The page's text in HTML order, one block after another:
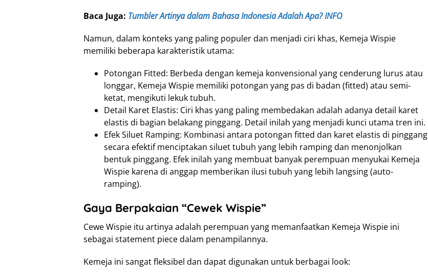
Baca Juga: Tumbler Artinya dalam Bahasa Indonesia Adalah Apa? INFO
Namun, dalam konteks yang paling populer dan menjadi ciri khas, Kemeja Wispie
memiliki beberapa karakteristik utama:
Potongan Fitted: Berbeda dengan kemeja konvensional yang cenderung lurus atau
longgar, Kemeja Wispie memiliki potongan yang pas di badan (fitted) atau semi-
ketat, mengikuti lekuk tubuh.
Detail Karet Elastis: Ciri khas yang paling membedakan adalah adanya detail karet
elastis di bagian belakang pinggang. Detail inilah yang menjadi kunci utama tren ini.
Efek Siluet Ramping: Kombinasi antara potongan fitted dan karet elastis di pinggang
secara efektif menciptakan siluet tubuh yang lebih ramping dan menonjolkan
bentuk pinggang. Efek inilah yang membuat banyak perempuan menyukai Kemeja
Wispie karena di anggap memberikan ilusi tubuh yang lebih langsing (auto-
ramping).
Gaya Berpakaian “Cewek Wispie”
Cewe Wispie itu artinya adalah perempuan yang memanfaatkan Kemeja Wispie ini
sebagai statement piece dalam penampilannya.
Kemeja ini sangat fleksibel dan dapat digunakan untuk berbagai look: